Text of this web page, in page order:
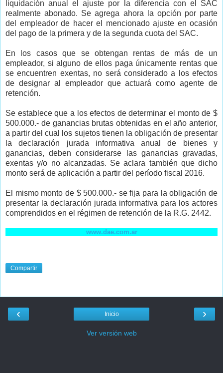
liquidación anual el ajuste por la diferencia con el SAC
realmente abonado. Se agrega ahora la opción por parte
del empleador de hacer el mencionado ajuste en ocasión
del pago de la primera y de la segunda cuota del SAC.
En los casos que se obtengan rentas de más de un
empleador, si alguno de ellos paga únicamente rentas que
se encuentren exentas, no será considerado a los efectos
de designar al empleador que actuará como agente de
retención.
Se establece que a los efectos de determinar el monto de $
500.000.- de ganancias brutas obtenidas en el año anterior,
a partir del cual los sujetos tienen la obligación de presentar
la declaración jurada informativa anual de bienes y
ganancias, deben considerarse las ganancias gravadas,
exentas y/o no alcanzadas. Se aclara también que dicho
monto será de aplicación a partir del período fiscal 2016.
El mismo monto de $ 500.000.- se fija para la obligación de
presentar la declaración jurada informativa para los actores
comprendidos en el régimen de retención de la R.G. 2442.
www.dae.com.ar
Compartir
‹ ›
Inicio
Ver versión web